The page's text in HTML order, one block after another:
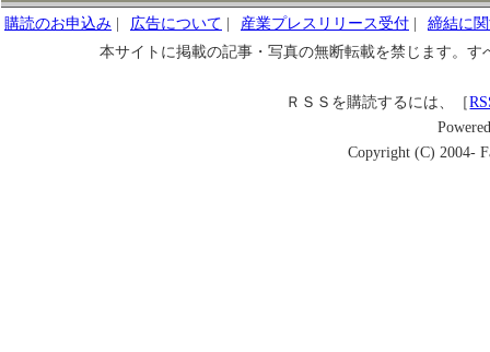
購読のお申込み | 広告について | 産業プレスリリース受付 |
締結に
本サイトに掲載の記事・写真の無断転載を禁じます。
ＲＳＳを購読するには、［
Copyright (C) 2004-